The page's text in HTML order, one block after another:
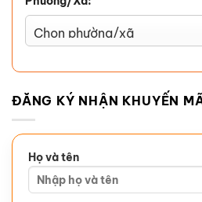
ĐĂNG KÝ NHẬN KHUYẾN
Họ và tên